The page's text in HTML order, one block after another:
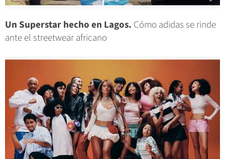
Un Superstar hecho en Lagos. Cómo adidas se rinde
ante el streetwear africano